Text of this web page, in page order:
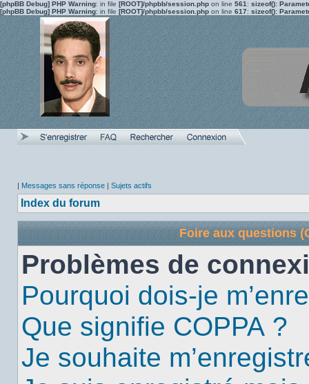
[phpBB Debug] PHP Warning: in file [ROOT]/phpbb/session.php on line 561 : sizeof():
[phpBB Debug] PHP Warning: in file [ROOT]/phpbb/session.php on line 617: sizeof():
| Messages sans réponse | Sujets actifs
Index du forum
Foire aux questions
Problèmes de
Pourquoi dois-je
Que signifie COPPA ?
Je souhaite